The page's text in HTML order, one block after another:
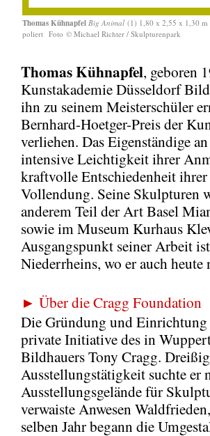
Thomas Kühnapfel Big Animal (1) 1,80 x 2,55 x 1,30
poliert Foto © Michael Richter / Skulpturenpark
Thomas Kühnapfel, geboren
Kunstakademie Düsseldorf
ihn zu seinem Meisterschüler
Bernhard-Hoetger-Preis der
verliehen. Das Eigenständige
intensive Leichtigkeit ihrer
kraftvolle Entschiedenheit
Vollendung. Seine Skulpturen
anderem Teil der Art Basel
sowie im Museum Kurhaus
Ausgangspunkt seiner Arbeit
Niederrheins, wo er auch heute
► Über die Cragg Foundation
Die Gründung und
private Initiative des in
Bildhauers Tony Cragg.
Ausstellungstätigkeit suchte er
Ausstellungsgelände für
verwaiste Anwesen
selben Jahr begann die